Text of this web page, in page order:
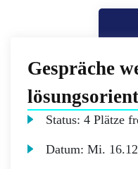
Gespräche
Status:4 Plätze
Datum:Mi.